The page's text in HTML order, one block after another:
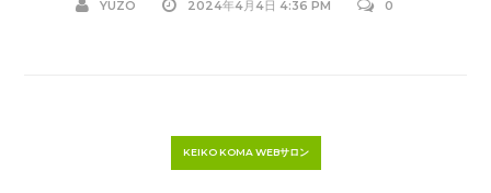
YUZO 2024年4月4日 4:36 PM 0
KEIKO KOMA WEBサロン